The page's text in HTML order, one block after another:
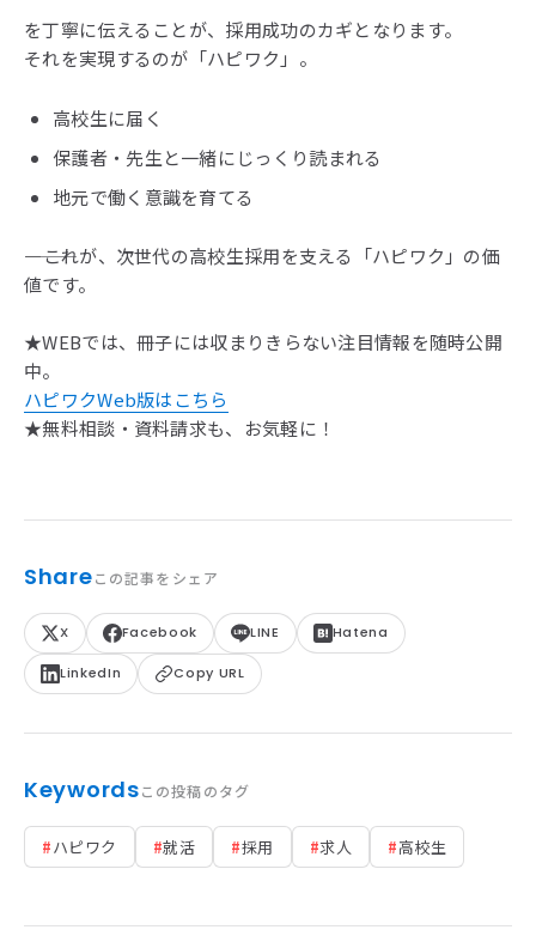
を丁寧に伝えることが、採用成功のカギとなります。
それを実現するのが「ハピワク」。
高校生に届く
保護者・先生と一緒にじっくり読まれる
地元で働く意識を育てる
――――これが、次世代の高校生採用を支える「ハピワク」の価
値です。
★WEBでは、冊子には収まりきらない注目情報を随時公開
中。
ハピワクWeb版はこちら
★無料相談・資料請求も、お気軽に！
Shareこの記事をシェア
X Facebook LINE Hatena
LinkedIn Copy URL
Keywordsこの投稿のタグ
#ハピワク #就活 #採用 #求人 #高校生